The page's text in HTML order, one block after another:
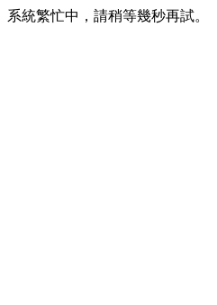
系統繁忙中，請稍等幾秒再試。